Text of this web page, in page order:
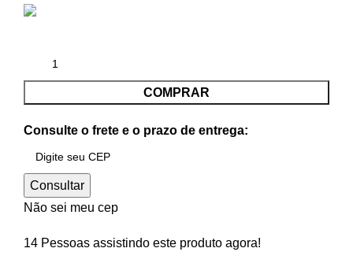
COMPRAR
Consulte o frete e o prazo de entrega:
Consultar
Não sei meu cep
14 Pessoas assistindo este produto agora!